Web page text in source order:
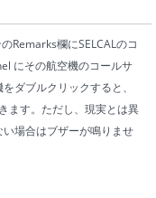
Remarks欄にSELCALのコ
にその航空機のコールサ
ダブルクリックすると、
ます。ただし、現実とは異
場合はブザーが鳴りませ